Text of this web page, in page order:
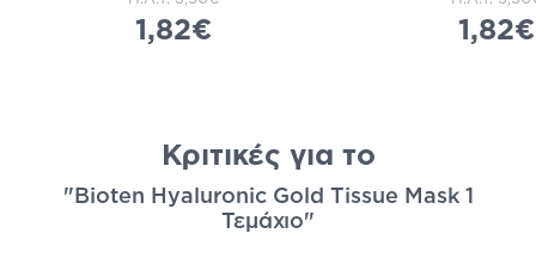
1,82€ 1,82€
Κριτικές για το
"Bioten Hyaluronic Gold Tissue Mask 1
Τεμάχιο"